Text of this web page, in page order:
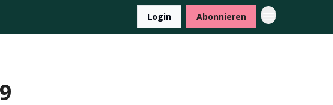
Login Abonnieren